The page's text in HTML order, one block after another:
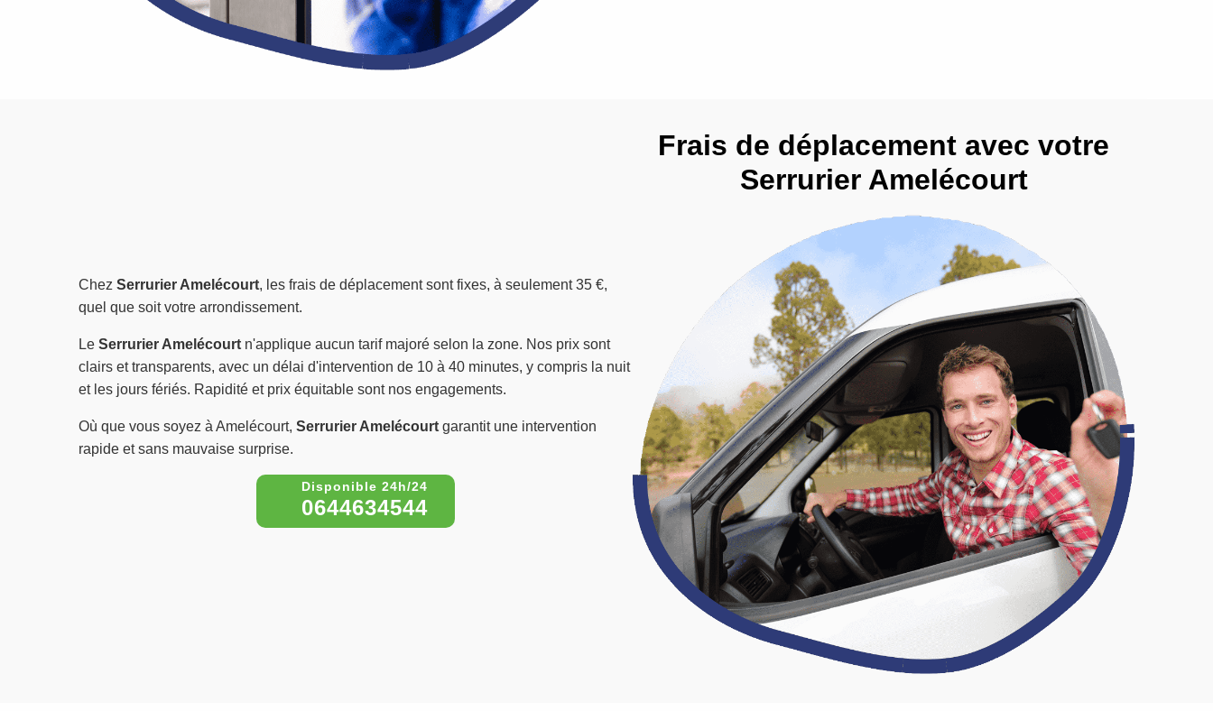
Chez Serrurier Amelécourt, les frais de déplacement sont fixes, à seulement 35 €,
quel que soit votre arrondissement.
Le Serrurier Amelécourt n'applique aucun tarif majoré selon la zone. Nos prix sont
clairs et transparents, avec un délai d'intervention de 10 à 40 minutes, y compris la nuit
et les jours fériés. Rapidité et prix équitable sont nos engagements.
Où que vous soyez à Amelécourt, Serrurier Amelécourt garantit une intervention
rapide et sans mauvaise surprise.
0644634544
Frais de déplacement avec votre
Serrurier Amelécourt